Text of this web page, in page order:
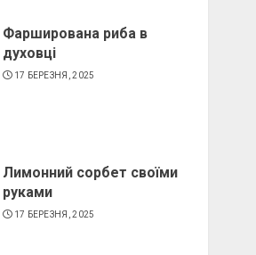
Фарширована риба в
духовці
17 БЕРЕЗНЯ, 2025
Лимонний сорбет своїми
руками
17 БЕРЕЗНЯ, 2025